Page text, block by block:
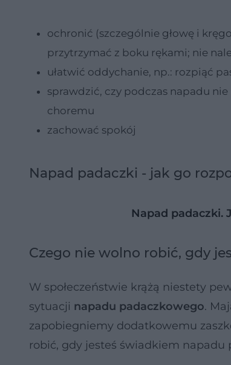
ochronić (szczególnie głowę i
przytrzymać z boku rękami; nie
ułatwić oddychanie, np.: rozpiąć
sprawdzić, czy podczas napadu
choremu
zachować spokój
Napad padaczki - jak go
Napad padaczki.
Czego nie wolno robić, gdy
W społeczeństwie krążą niestety
sytuacji napadu padaczkowego.
zapobiegniemy dodatkowemu
robić, gdy jesteś świadkiem napadu